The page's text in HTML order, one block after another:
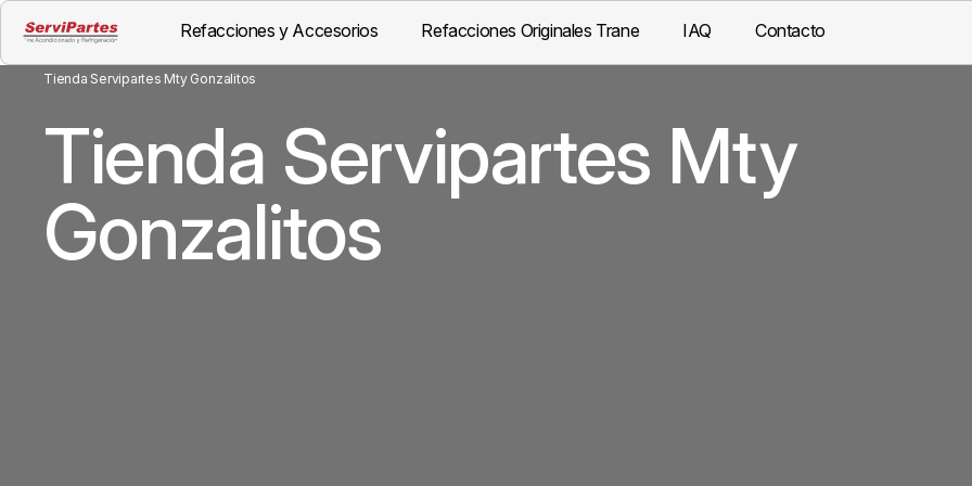
Refacciones y Accesorios Refacciones Originales Trane IAQ Contacto
Tienda Servipartes Mty Gonzalitos
Tienda Servipartes Mty
Gonzalitos